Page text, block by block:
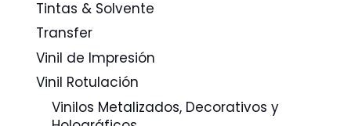
Tintas & Solvente
Transfer
Vinil de Impresión
Vinil Rotulación
Vinilos Metalizados, Decorativos y